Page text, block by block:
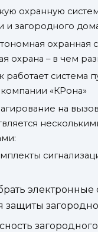
охранную
и загородного
охранная
охрана – в чем
работает система
«КРона»
на
электронные
защиты